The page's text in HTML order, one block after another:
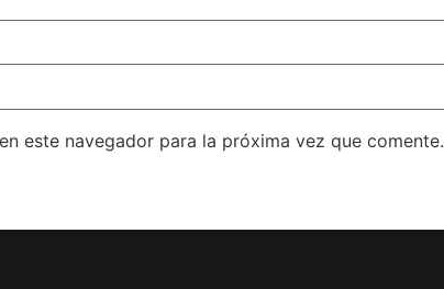
este navegador para la próxima vez que comente.